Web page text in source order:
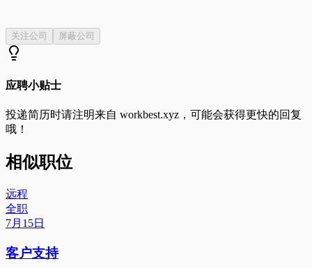
关注公司 屏蔽公司
应聘小贴士
投递简历时请注明来自 workbest.xyz ，可能会获得更快的回复
哦！
相似职位
远程
全职
7月15日
客户支持